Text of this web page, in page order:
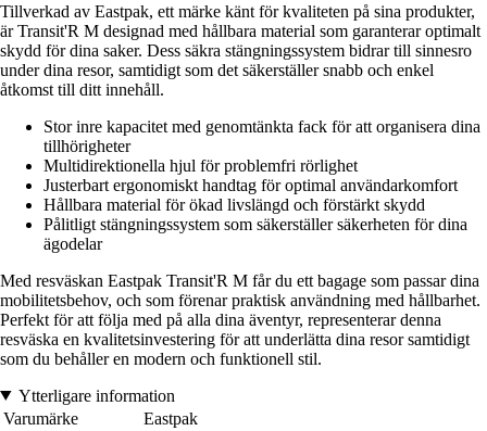
Tillverkad av Eastpak, ett märke känt för kvaliteten på sina produkter,
är Transit'R M designad med hållbara material som garanterar optimalt
skydd för dina saker. Dess säkra stängningssystem bidrar till sinnesro
under dina resor, samtidigt som det säkerställer snabb och enkel
åtkomst till ditt innehåll.
Stor inre kapacitet med genomtänkta fack för att organisera dina
tillhörigheter
Multidirektionella hjul för problemfri rörlighet
Justerbart ergonomiskt handtag för optimal användarkomfort
Hållbara material för ökad livslängd och förstärkt skydd
Pålitligt stängningssystem som säkerställer säkerheten för dina
ägodelar
Med resväskan Eastpak Transit'R M får du ett bagage som passar dina
mobilitetsbehov, och som förenar praktisk användning med hållbarhet.
Perfekt för att följa med på alla dina äventyr, representerar denna
resväska en kvalitetsinvestering för att underlätta dina resor samtidigt
som du behåller en modern och funktionell stil.
Ytterligare information
Varumärke
Eastpak